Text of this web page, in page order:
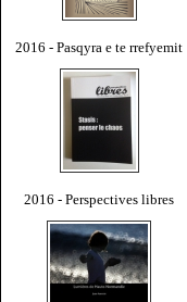
2016 - Pasqyra e te rrefyemit
2016 - Perspectives libres